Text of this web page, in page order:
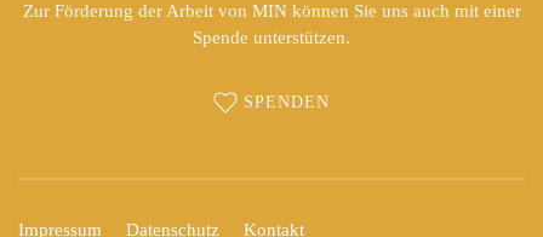
Zur Förderung der Arbeit von MIN können Sie uns auch mit einer
Spende unterstützen.
SPENDEN
Impressum Datenschutz Kontakt